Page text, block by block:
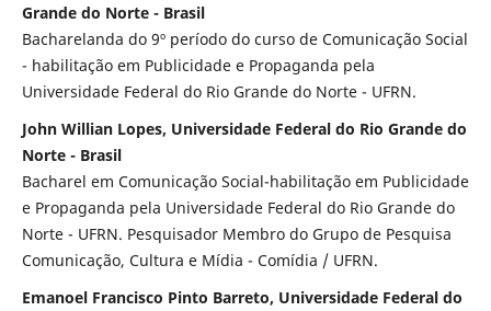
Grande do Norte - Brasil
Bacharelanda do 9º período do curso de Comunicação Social
- habilitação em Publicidade e Propaganda pela
Universidade Federal do Rio Grande do Norte - UFRN.
John Willian Lopes, Universidade Federal do Rio Grande do
Norte - Brasil
Bacharel em Comunicação Social-habilitação em Publicidade
e Propaganda pela Universidade Federal do Rio Grande do
Norte - UFRN. Pesquisador Membro do Grupo de Pesquisa
Comunicação, Cultura e Mídia - Comídia / UFRN.
Emanoel Francisco Pinto Barreto, Universidade Federal do